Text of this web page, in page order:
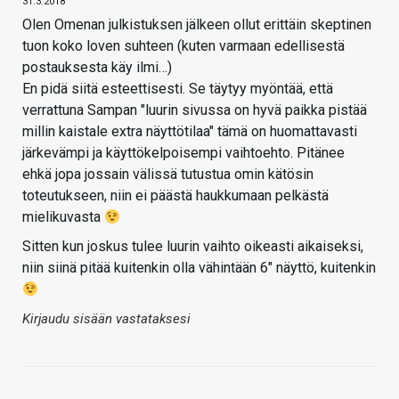
Olen Omenan julkistuksen jälkeen ollut erittäin skeptinen
tuon koko loven suhteen (kuten varmaan edellisestä
postauksesta käy ilmi…)
En pidä siitä esteettisesti. Se täytyy myöntää, että
verrattuna Sampan "luurin sivussa on hyvä paikka pistää
millin kaistale extra näyttötilaa" tämä on huomattavasti
järkevämpi ja käyttökelpoisempi vaihtoehto. Pitänee
ehkä jopa jossain välissä tutustua omin kätösin
toteutukseen, niin ei päästä haukkumaan pelkästä
mielikuvasta
Sitten kun joskus tulee luurin vaihto oikeasti aikaiseksi,
niin siinä pitää kuitenkin olla vähintään 6" näyttö, kuitenkin
Kirjaudu sisään vastataksesi